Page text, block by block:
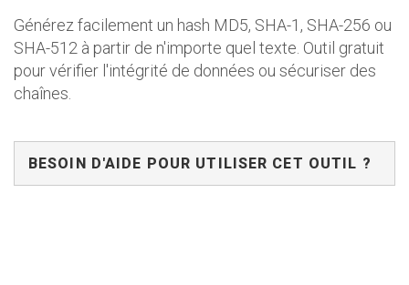
Générez facilement un hash MD5, SHA-1, SHA-256 ou
SHA-512 à partir de n'importe quel texte. Outil gratuit
pour vérifier l'intégrité de données ou sécuriser des
chaînes.
BESOIN D'AIDE POUR UTILISER CET OUTIL ?